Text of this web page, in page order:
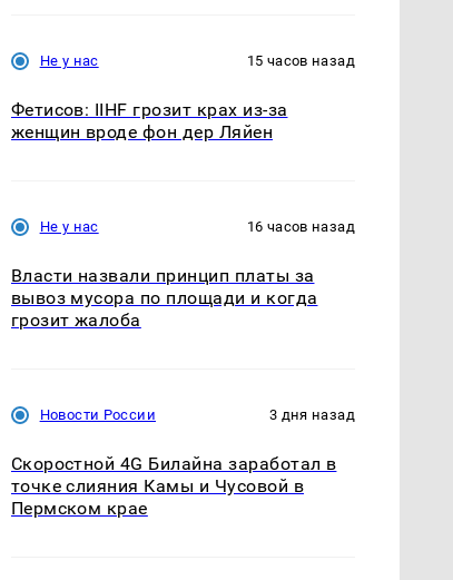
Не у нас 15 часов назад
Фетисов: IIHF грозит крах из-за
женщин вроде фон дер Ляйен
Не у нас 16 часов назад
Власти назвали принцип платы за
вывоз мусора по площади и когда
грозит жалоба
Новости России 3 дня назад
Скоростной 4G Билайна заработал в
точке слияния Камы и Чусовой в
Пермском крае